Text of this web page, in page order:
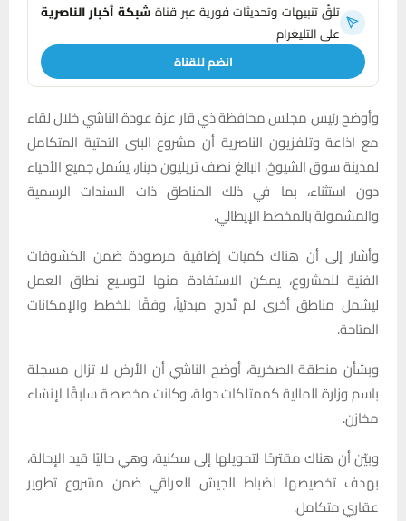
تلقَّ تنبيهات وتحديثات فورية عبر قناةشبكة أخبار الناصرية
على التليغرام
انضم للقناة
وأوضح رئيس مجلس محافظة ذي قار عزة عودة الناشي خلال لقاء
مع اذاعة وتلفزيون الناصرية أن مشروع البنى التحتية المتكامل
لمدينة سوق الشيوخ، البالغ نصف تريليون دينار، يشمل جميع الأحياء
دون استثناء، بما في ذلك المناطق ذات السندات الرسمية
والمشمولة بالمخطط الإيطالي.
وأشار إلى أن هناك كميات إضافية مرصودة ضمن الكشوفات
الفنية للمشروع، يمكن الاستفادة منها لتوسيع نطاق العمل
ليشمل مناطق أخرى لم تُدرج مبدئياً، وفقًا للخطط والإمكانات
المتاحة.
وبشأن منطقة الصخرية، أوضح الناشي أن الأرض لا تزال مسجلة
باسم وزارة المالية كممتلكات دولة، وكانت مخصصة سابقًا لإنشاء
مخازن.
وبيّن أن هناك مقترحًا لتحويلها إلى سكنية، وهي حاليًا قيد الإحالة،
بهدف تخصيصها لضباط الجيش العراقي ضمن مشروع تطوير
عقاري متكامل.